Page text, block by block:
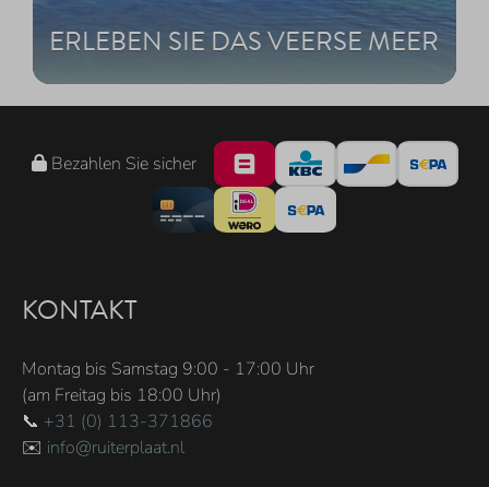
ERLEBEN SIE DAS VEERSE MEER
Bezahlen Sie sicher
KONTAKT
Montag bis Samstag 9:00 - 17:00 Uhr
(am Freitag bis 18:00 Uhr)
📞 +31 (0) 113-371866
✉️ info@ruiterplaat.nl